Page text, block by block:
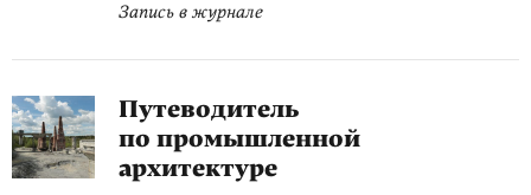
Запись в журнале
Путеводитель
по промышленной
архитектуре